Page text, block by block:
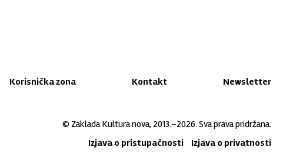
Korisnička zona Kontakt Newsletter
© Zaklada Kultura nova, 2013.–2026. Sva prava pridržana.
Izjava o pristupačnosti
Izjava o privatnosti